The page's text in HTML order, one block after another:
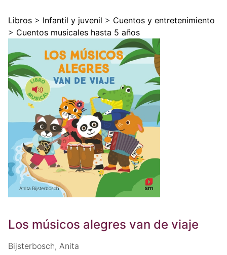
Libros > Infantil y juvenil > Cuentos y entretenimiento
> Cuentos musicales hasta 5 años
Los músicos alegres van de viaje
Bijsterbosch, Anita